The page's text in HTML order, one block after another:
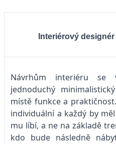
Interiérový designér
Návrhům interiéru se
jednoduchý
místě funkce a
individuální a každý by
mu líbí, a ne na základě
kdo bude následně